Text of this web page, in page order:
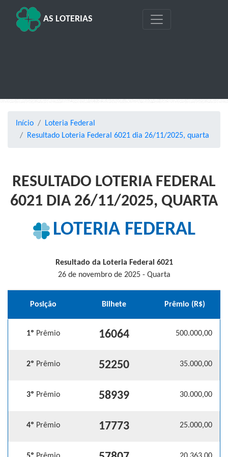
AS LOTERIAS
Início
Loteria Federal
Resultado Loteria Federal 6021 dia 26/11/2025, quarta
RESULTADO LOTERIA FEDERAL
6021 DIA 26/11/2025, QUARTA
LOTERIA FEDERAL
Resultado da Loteria Federal 6021
26 de novembro de 2025 - Quarta
Posição Bilhete Prêmio (R$)
1º Prêmio 16064 500.000,00
2º Prêmio 52250 35.000,00
3º Prêmio 58939 30.000,00
4º Prêmio 17773 25.000,00